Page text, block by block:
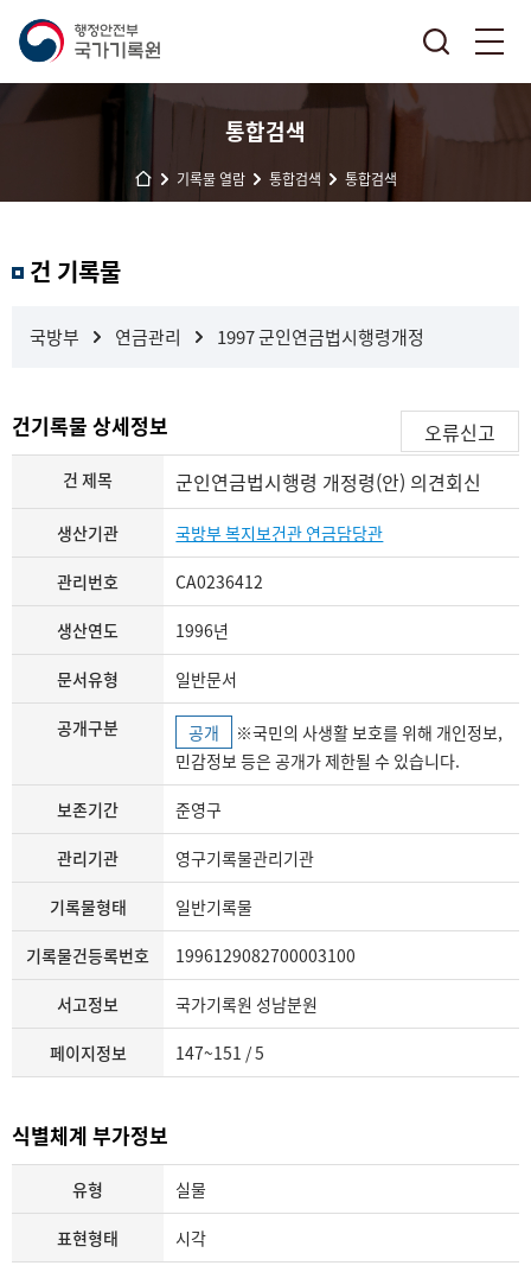
통합검색
기록물 열람 통합검색 통합검색
과 건 기록물
국방부 연금관리 1997 군인연금법시행령개정
건기록물 상세정보 오류신고
건 제목 군인연금법시행령 개정령(안) 의견회신
생산기관 국방부 복지보건관 연금담당관
관리번호 CA0236412
생산연도 1996년
문서유형 일반문서
공개구분 공개
민감정보 등은 공개가 제한될 수 있습니다.
보존기간 준영구
관리기관 영구기록물관리기관
기록물형태 일반기록물
기록물건등록번호 1996129082700003100
서고정보 국가기록원 성남분원
페이지정보 147~151 / 5
식별체계 부가정보
유형 실물
표현형태 시각